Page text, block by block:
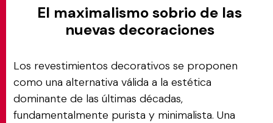
El maximalismo sobrio de las
nuevas decoraciones
Los revestimientos decorativos se proponen
como una alternativa válida a la estética
dominante de las últimas décadas,
fundamentalmente purista y minimalista. Una